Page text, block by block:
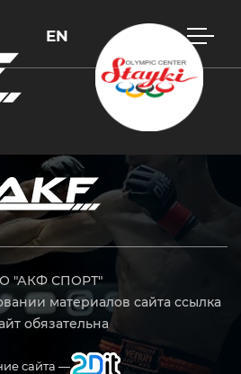
EN
"АКФ СПОРТ"
материалов сайта ссылка
обязательна
сайта —
или Esc, чтобы закрыть